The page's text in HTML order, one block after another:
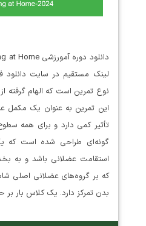
لینک مستقیم در سایت دانلود
نوع تمرین است که الهام گرفته
این تمرین به عنوان یک مکمل
تأثیر کمی دارد و برای همه
گونه‌ای طراحی شده است که
استقامت عضلانی باشد و به
که بر گروه‌های عضلانی اصلی
بدن تمرکز دارد. یک کلاس بار بر